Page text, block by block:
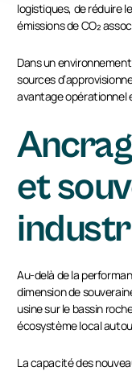
logistiques, de réduire
émissions de CO₂
Dans un
sources
avantage opérationnel
et
Au-delà de la
dimension de
usine sur le bassin
écosystème local
La capacité des